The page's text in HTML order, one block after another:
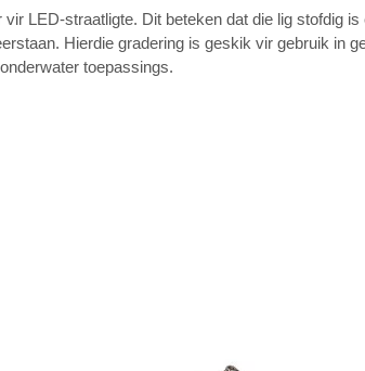
LED-straatligte. Dit beteken dat die lig stofdig is
Hierdie gradering is geskik vir gebruik in
toepassings.